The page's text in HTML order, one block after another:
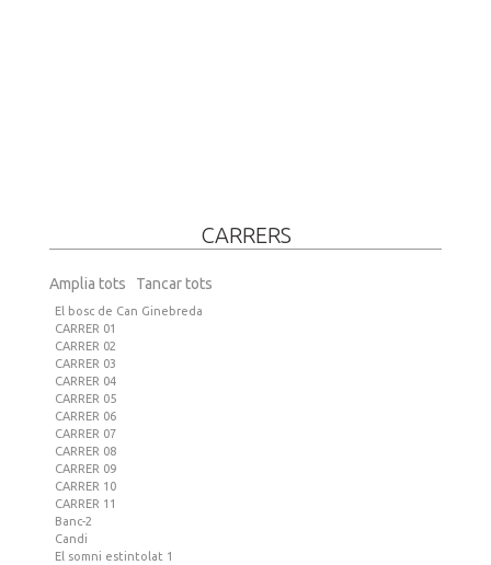
CARRERS
Amplia tots Tancar tots
El bosc de Can Ginebreda
CARRER 01
CARRER 02
CARRER 03
CARRER 04
CARRER 05
CARRER 06
CARRER 07
CARRER 08
CARRER 09
CARRER 10
CARRER 11
Banc-2
Candi
El somni estintolat 1